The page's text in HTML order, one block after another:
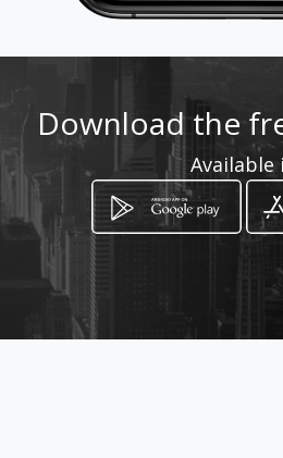
+543513564967
Location
Download the
Available